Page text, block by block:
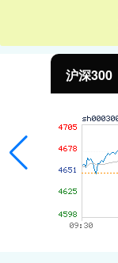
沪深300